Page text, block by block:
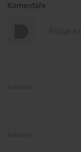
Komentáře